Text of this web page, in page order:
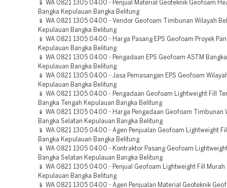
📱 WA 0821 1305 0400 - Penjual Material Geoteknik Geofoam
Bangka Kepulauan Bangka Belitung
📱 WA 0821 1305 0400 - Vendor Geofoam Timbunan Wilayah
Kepulauan Bangka Belitung
📱 WA 0821 1305 0400 - Harga Pasang EPS Geofoam Proyek
Kepulauan Bangka Belitung
📱 WA 0821 1305 0400 - Pengadaan EPS Geofoam ASTM
Kepulauan Bangka Belitung
📱 WA 0821 1305 0400 - Jasa Pemasangan EPS Geofoam
Kepulauan Bangka Belitung
📱 WA 0821 1305 0400 - Pengadaan Geofoam Lightweight Fill
Bangka Tengah Kepulauan Bangka Belitung
📱 WA 0821 1305 0400 - Harga Pengadaan Geofoam Timbunan
Bangka Selatan Kepulauan Bangka Belitung
📱 WA 0821 1305 0400 - Agen Penjualan Geofoam Lightweight
Bangka Kepulauan Bangka Belitung
📱 WA 0821 1305 0400 - Kontraktor Pasang Geofoam
Bangka Selatan Kepulauan Bangka Belitung
📱 WA 0821 1305 0400 - Penjual Geofoam Lightweight Fill Murah
Kepulauan Bangka Belitung
📱 WA 0821 1305 0400 - Agen Penjualan Material Geoteknik